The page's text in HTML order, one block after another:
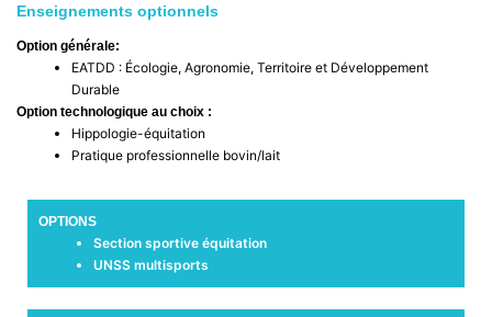
Enseignements optionnels
Option générale:
EATDD : Écologie, Agronomie, Territoire et Développement
Durable
Option technologique au choix :
Hippologie-équitation
Pratique professionnelle bovin/lait
OPTIONS
Section sportive équitation
UNSS multisports